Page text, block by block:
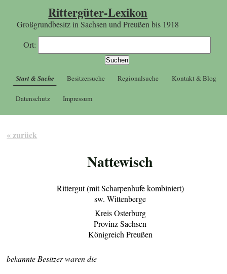
Rittergüter-Lexikon
Großgrundbesitz in Sachsen und Preußen bis 1918
Ort:
Start & Suche Besitzersuche Regionalsuche Kontakt & Blog
Datenschutz Impressum
« zurück
Nattewisch
Rittergut (mit Scharpenhufe kombiniert)
sw. Wittenberge
Kreis Osterburg
Provinz Sachsen
Königreich Preußen
bekannte Besitzer waren die